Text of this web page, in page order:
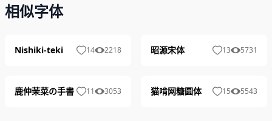
相似字体
Nishiki-teki 14 2218 昭源宋体 13 5731
鹿仲茉菜の手書 11 3053 猫啃网糖圆体 15 5543